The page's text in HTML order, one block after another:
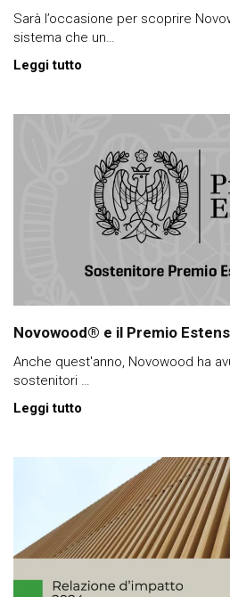
Sarà l’occasione per scoprire
sistema che un…
Leggi tutto
Novowood® e il Premio
Anche quest'anno, Novowood ha
sostenitori …
Leggi tutto